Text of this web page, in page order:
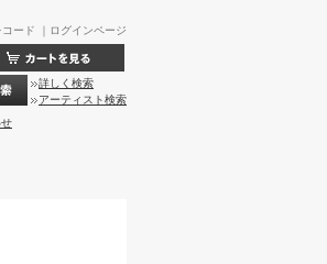
ード ｜ログインページ
詳しく検索
アーティスト検索